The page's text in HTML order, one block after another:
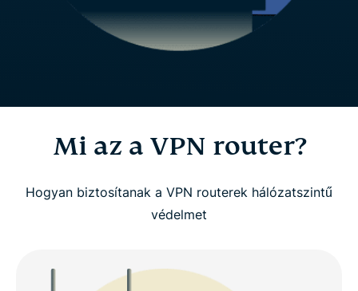
Mi az a VPN router?
Hogyan biztosítanak a VPN routerek hálózatszintű
védelmet